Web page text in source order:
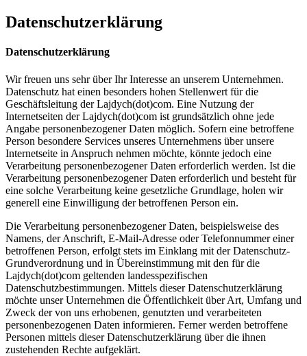
Datenschutzerklärung
Datenschutzerklärung
Wir freuen uns sehr über Ihr Interesse an unserem Unternehmen.
Datenschutz hat einen besonders hohen Stellenwert für die
Geschäftsleitung der Lajdych(dot)com. Eine Nutzung der
Internetseiten der Lajdych(dot)com ist grundsätzlich ohne jede
Angabe personenbezogener Daten möglich. Sofern eine betroffene
Person besondere Services unseres Unternehmens über unsere
Internetseite in Anspruch nehmen möchte, könnte jedoch eine
Verarbeitung personenbezogener Daten erforderlich werden. Ist die
Verarbeitung personenbezogener Daten erforderlich und besteht für
eine solche Verarbeitung keine gesetzliche Grundlage, holen wir
generell eine Einwilligung der betroffenen Person ein.
Die Verarbeitung personenbezogener Daten, beispielsweise des
Namens, der Anschrift, E-Mail-Adresse oder Telefonnummer einer
betroffenen Person, erfolgt stets im Einklang mit der Datenschutz-
Grundverordnung und in Übereinstimmung mit den für die
Lajdych(dot)com geltenden landesspezifischen
Datenschutzbestimmungen. Mittels dieser Datenschutzerklärung
möchte unser Unternehmen die Öffentlichkeit über Art, Umfang und
Zweck der von uns erhobenen, genutzten und verarbeiteten
personenbezogenen Daten informieren. Ferner werden betroffene
Personen mittels dieser Datenschutzerklärung über die ihnen
zustehenden Rechte aufgeklärt.